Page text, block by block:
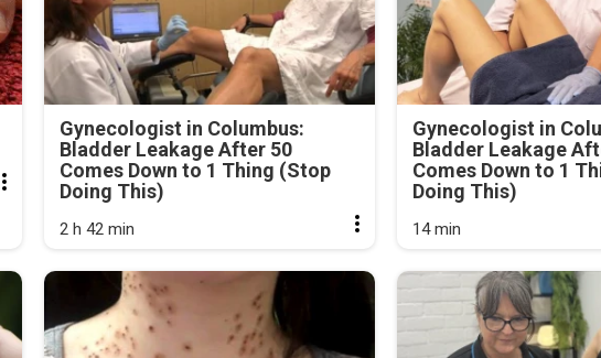
Gynecologist in Columbus:
Bladder Leakage After 50
Comes Down to 1 Thing (Stop
Doing This)
2 h 42 min
Gynecologist in
Bladder Leakage
Comes Down to 1
Doing This)
14 min